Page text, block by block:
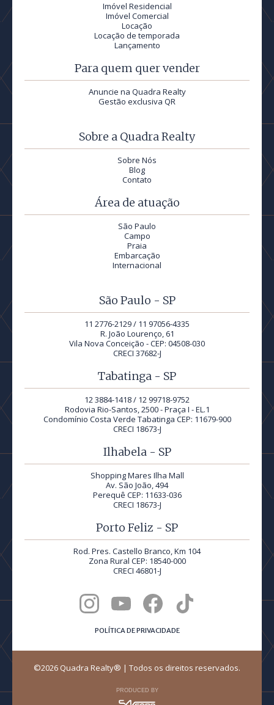
Imóvel Residencial
Imóvel Comercial
Locação
Locação de temporada
Lançamento
Para quem quer vender
Anuncie na Quadra Realty
Gestão exclusiva QR
Sobre a Quadra Realty
Sobre Nós
Blog
Contato
Área de atuação
São Paulo
Campo
Praia
Embarcação
Internacional
São Paulo - SP
11 2776-2129 / 11 97056-4335
R. João Lourenço, 61
Vila Nova Conceição - CEP: 04508-030
CRECI 37682-J
Tabatinga - SP
12 3884-1418 / 12 99718-9752
Rodovia Rio-Santos, 2500 - Praça I - EL.1
Condomínio Costa Verde Tabatinga CEP: 11679-900
CRECI 18673-J
Ilhabela - SP
Shopping Mares Ilha Mall
Av. São João, 494
Perequê CEP: 11633-036
CRECI 18673-J
Porto Feliz - SP
Rod. Pres. Castello Branco, Km 104
Zona Rural CEP: 18540-000
CRECI 46801-J
POLÍTICA DE PRIVACIDADE
©2026 Quadra Realty® | Todos os direitos reservados.
PRODUCED BY